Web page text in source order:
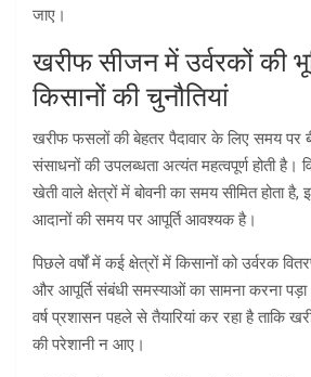
जाए।
खरीफ सीजन में उर्वरकों की
किसानों की चुनौतियां
खरीफ फसलों की बेहतर पैदावार के लिए समय पर
संसाधनों की उपलब्धता अत्यंत महत्वपूर्ण होती
खेती वाले क्षेत्रों में बोवनी का समय सीमित होता है,
आदानों की समय पर आपूर्ति आवश्यक है।
पिछले वर्षों में कई क्षेत्रों में किसानों को उर्वरक
और आपूर्ति संबंधी समस्याओं का सामना करना
वर्ष प्रशासन पहले से तैयारियां कर रहा है ताकि
की परेशानी न आए।